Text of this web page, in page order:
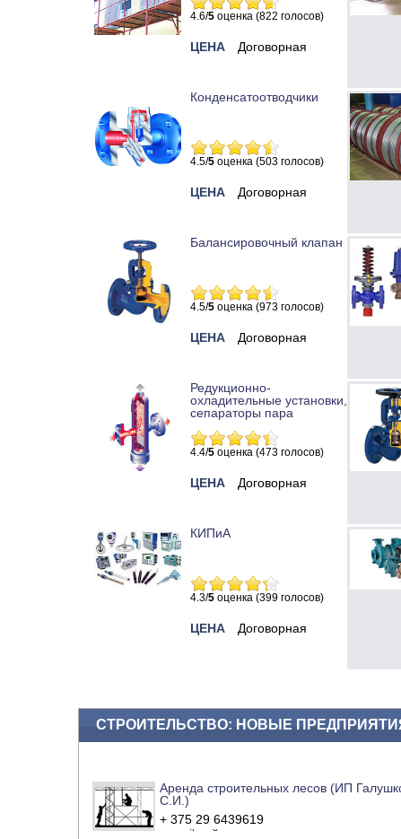
4.6/5 оценка (822 голосов)
ЦЕНА Договорная
Конденсатоотводчики
4.5/5 оценка (503 голосов)
ЦЕНА Договорная
Балансировочный клапан
4.5/5 оценка (973 голосов)
ЦЕНА Договорная
Редукционно-
охладительные установки,
сепараторы пара
4.4/5 оценка (473 голосов)
ЦЕНА Договорная
КИПиА
4.3/5 оценка (399 голосов)
ЦЕНА Договорная
СТРОИТЕЛЬСТВО: НОВЫЕ
Аренда строительных лесов (ИП
С.И.)
+ 375 29 6439619
e-mail
сайт компании